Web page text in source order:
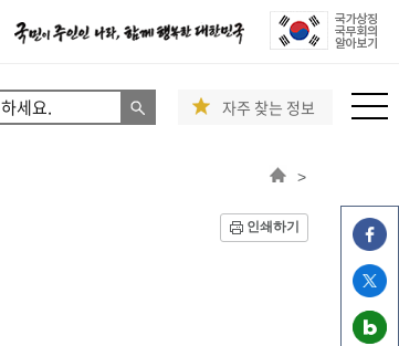
자주 찾는 정보
>
인쇄하기